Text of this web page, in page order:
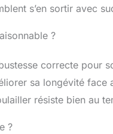
s’en sortir avec
?
correcte pour
sa longévité
résiste bien au
?